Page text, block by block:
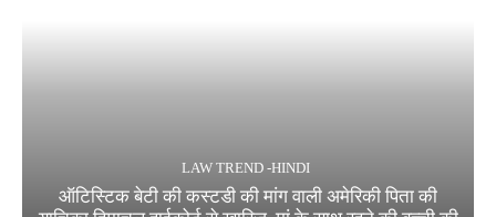
LAW TREND -HINDI
ऑटिस्टिक बेटी की कस्टडी की मांग वाली अमेरिकी पिता की